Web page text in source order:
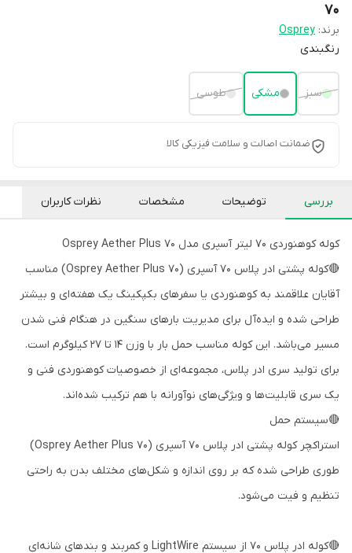
70
برند: Osprey
رنگبندی
سبز مشکی طوسی
ضمانت اصالت و سلامت فیزیکی کالا
بررسی توضیحات مشخصات نظرات کاربران
کوله کوهنوردی 70 لیتر آسپری مدل Osprey Aether Plus 70
🔴کوله پشتی ادر پلاس 70 آسپری (Osprey Aether Plus 70) مناسب
آقایان علاقمند به کوهنوردی یا سفرهای بکپکینگ یک هفته‌ای و بیشتر
طراحی شده و ایده‌آل برای مدیریت بارهای سنگین در هنگام فنی شدن
مسیر می‌باشد. این کوله مناسب حمل بار با وزن 14 تا 27 کیلوگرم است.
برای تولید سری ادر پلاس، مجموعه‌ای از خصوصیات کوهنوردی فنی و
یک سری قابلیت‌ها و ویژگی‌های نوآورانه با هم ترکیب شده‌اند.
🔴سیستم حمل
استراکچر کوله پشتی ادر پلاس 70 آسپری (Osprey Aether Plus 70)
طوری طراحی شده که بر روی اندازه و شکل‌های مختلف بدن به راحتی
تنظیم و فیت می‌شود.
🔴کوله ادر پلاس 70 از سیستم LightWire و کمربند و بندهای شانه‌ای